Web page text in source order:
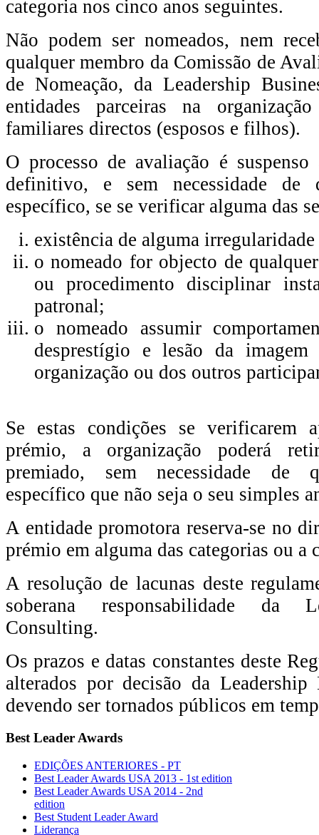
categoria nos cinco anos seguintes.
Não podem ser nomeados, nem
qualquer membro da Comissão de
de Nomeação, da Leadership
entidades parceiras na
familiares directos (esposos e filhos).
O processo de avaliação é suspenso
definitivo, e sem necessidade de
específico, se se verificar alguma das
existência de alguma
o nomeado for objecto de
ou procedimento disciplinar
patronal;
o nomeado assumir
desprestígio e lesão da
organização ou dos outros
Se estas condições se verificarem
prémio, a organização poderá
premiado, sem necessidade de
específico que não seja o seu simples
A entidade promotora reserva-se no
prémio em alguma das categorias ou a
A resolução de lacunas deste
soberana responsabilidade da
Consulting.
Os prazos e datas constantes deste
alterados por decisão da Leadership
devendo ser tornados públicos em
Best Leader Awards
EDIÇÕES ANTERIORES - PT
Best Leader Awards USA 2013 - 1st edition
Best Leader Awards USA 2014 - 2nd
edition
Best Student Leader Award
Liderança